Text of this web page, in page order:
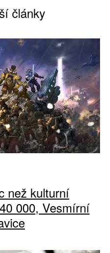
články
než kulturní
000, Vesmírní